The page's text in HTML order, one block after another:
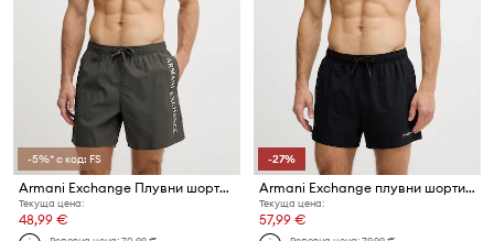
-5%* с код: FS
Armani Exchange Плувни шорти мъжки
Текуща цена:
48,99 €
-27%
Armani Exchange плувни шорти мъжки
Текуща цена:
57,99 €